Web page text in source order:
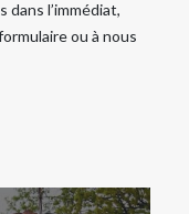
dans l’immédiat,
ou à nous